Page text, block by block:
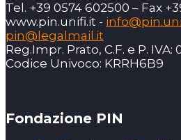
Tel. +39 0574 602500 – Fax
www.pin.unifi.it -
pin@legalmail.it
Reg.Impr. Prato, C.F. e P. IVA:
Codice Univoco: KRRH6B9
Fondazione PIN